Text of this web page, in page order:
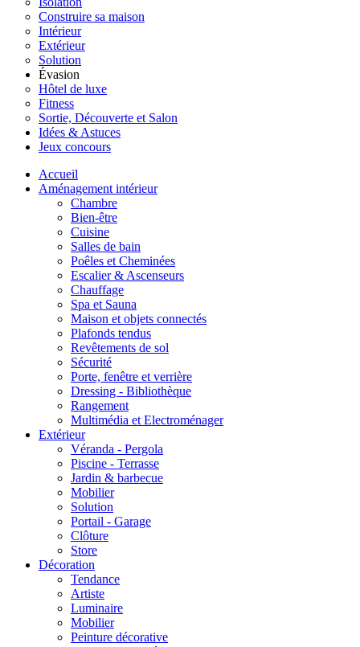
Construire sa maison
Intérieur
Extérieur
Solution
Évasion
Hôtel de luxe
Fitness
Sortie, Découverte et Salon
Idées & Astuces
Jeux concours
Accueil
Aménagement intérieur
Chambre
Bien-être
Cuisine
Salles de bain
Poêles et Cheminées
Escalier & Ascenseurs
Chauffage
Spa et Sauna
Maison et objets connectés
Plafonds tendus
Revêtements de sol
Sécurité
Porte, fenêtre et verrière
Dressing - Bibliothèque
Rangement
Multimédia et Electroménager
Extérieur
Véranda - Pergola
Piscine - Terrasse
Jardin & barbecue
Mobilier
Solution
Portail - Garage
Clôture
Store
Décoration
Tendance
Artiste
Luminaire
Mobilier
Peinture décorative